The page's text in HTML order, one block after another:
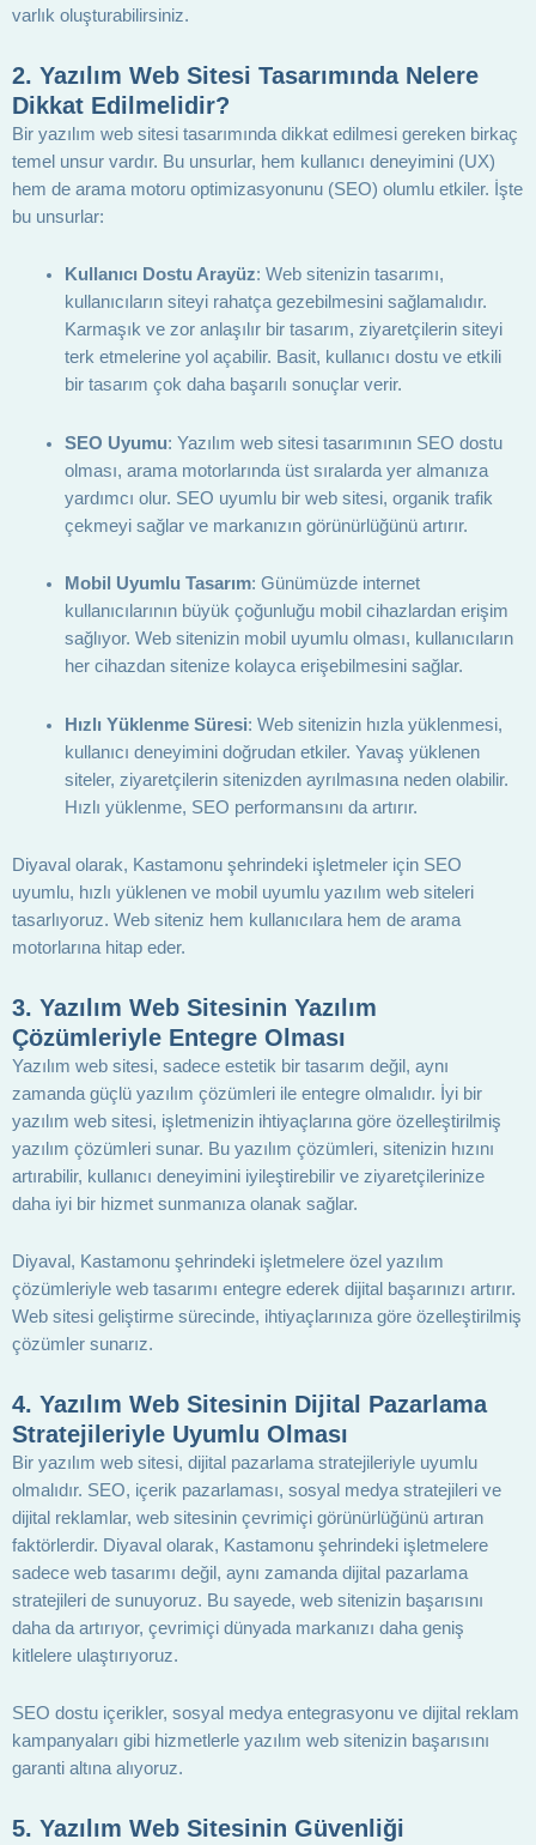
varlık oluşturabilirsiniz.
2. Yazılım Web Sitesi Tasarımında Nelere
Dikkat Edilmelidir?
Bir yazılım web sitesi tasarımında dikkat edilmesi gereken birkaç
temel unsur vardır. Bu unsurlar, hem kullanıcı deneyimini (UX)
hem de arama motoru optimizasyonunu (SEO) olumlu etkiler. İşte
bu unsurlar:
Kullanıcı Dostu Arayüz: Web sitenizin tasarımı,
kullanıcıların siteyi rahatça gezebilmesini sağlamalıdır.
Karmaşık ve zor anlaşılır bir tasarım, ziyaretçilerin siteyi
terk etmelerine yol açabilir. Basit, kullanıcı dostu ve etkili
bir tasarım çok daha başarılı sonuçlar verir.
SEO Uyumu: Yazılım web sitesi tasarımının SEO dostu
olması, arama motorlarında üst sıralarda yer almanıza
yardımcı olur. SEO uyumlu bir web sitesi, organik trafik
çekmeyi sağlar ve markanızın görünürlüğünü artırır.
Mobil Uyumlu Tasarım: Günümüzde internet
kullanıcılarının büyük çoğunluğu mobil cihazlardan erişim
sağlıyor. Web sitenizin mobil uyumlu olması, kullanıcıların
her cihazdan sitenize kolayca erişebilmesini sağlar.
Hızlı Yüklenme Süresi: Web sitenizin hızla yüklenmesi,
kullanıcı deneyimini doğrudan etkiler. Yavaş yüklenen
siteler, ziyaretçilerin sitenizden ayrılmasına neden olabilir.
Hızlı yüklenme, SEO performansını da artırır.
Diyaval olarak, Kastamonu şehrindeki işletmeler için SEO
uyumlu, hızlı yüklenen ve mobil uyumlu yazılım web siteleri
tasarlıyoruz. Web siteniz hem kullanıcılara hem de arama
motorlarına hitap eder.
3. Yazılım Web Sitesinin Yazılım
Çözümleriyle Entegre Olması
Yazılım web sitesi, sadece estetik bir tasarım değil, aynı
zamanda güçlü yazılım çözümleri ile entegre olmalıdır. İyi bir
yazılım web sitesi, işletmenizin ihtiyaçlarına göre özelleştirilmiş
yazılım çözümleri sunar. Bu yazılım çözümleri, sitenizin hızını
artırabilir, kullanıcı deneyimini iyileştirebilir ve ziyaretçilerinize
daha iyi bir hizmet sunmanıza olanak sağlar.
Diyaval, Kastamonu şehrindeki işletmelere özel yazılım
çözümleriyle web tasarımı entegre ederek dijital başarınızı artırır.
Web sitesi geliştirme sürecinde, ihtiyaçlarınıza göre özelleştirilmiş
çözümler sunarız.
4. Yazılım Web Sitesinin Dijital Pazarlama
Stratejileriyle Uyumlu Olması
Bir yazılım web sitesi, dijital pazarlama stratejileriyle uyumlu
olmalıdır. SEO, içerik pazarlaması, sosyal medya stratejileri ve
dijital reklamlar, web sitesinin çevrimiçi görünürlüğünü artıran
faktörlerdir. Diyaval olarak, Kastamonu şehrindeki işletmelere
sadece web tasarımı değil, aynı zamanda dijital pazarlama
stratejileri de sunuyoruz. Bu sayede, web sitenizin başarısını
daha da artırıyor, çevrimiçi dünyada markanızı daha geniş
kitlelere ulaştırıyoruz.
SEO dostu içerikler, sosyal medya entegrasyonu ve dijital reklam
kampanyaları gibi hizmetlerle yazılım web sitenizin başarısını
garanti altına alıyoruz.
5. Yazılım Web Sitesinin Güvenliği